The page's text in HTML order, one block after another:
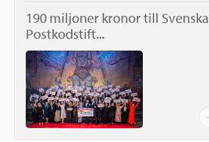
190 miljoner kronor till Svenska
Postkodstift...